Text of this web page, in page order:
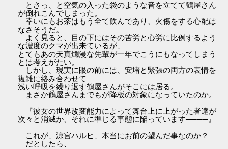
とさっ、と空気の入った袋のような音を立てて鶴屋さん
が倒れこんでしまった。
幸いにもお茶はもう全て飲んであり、火傷をする心配は
なさそうだ。
よく見ると、目の下にはその苦労と心労に比例するよう
な濃度のクマが出来ているが、
とてもあの天真爛漫な先輩が一年でこうにもなってしまう
とは考えがたい。
しかし、現実に眼の前には、安堵と緊張の両方の表情を
複雑に絡み合わせて
浅い呼吸を繰り返す鶴屋さんがそこには居る。
まさか鶴屋さんまでもが降板の対象になっていたのか。
『彼女の世界改変能力によって舞台上に上がった者達が
次々と消滅か、それに準じる事態に陥っています────』
これが、涼宮ハルヒ、本当にお前の望んだ事なのか？
だとしたら、